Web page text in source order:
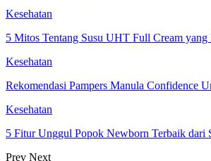
Kesehatan
5 Mitos Tentang Susu UHT Full Cream
Kesehatan
Rekomendasi Pampers Manula Confidence
Kesehatan
5 Fitur Unggul Popok Newborn Terbaik dari
Prev Next